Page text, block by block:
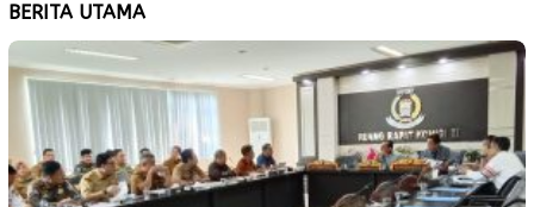
BERITA UTAMA